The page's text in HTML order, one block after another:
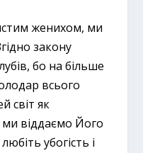
женихом, ми
закону
бо на більше
всього
світ як
ми віддаємо Його
убогість і